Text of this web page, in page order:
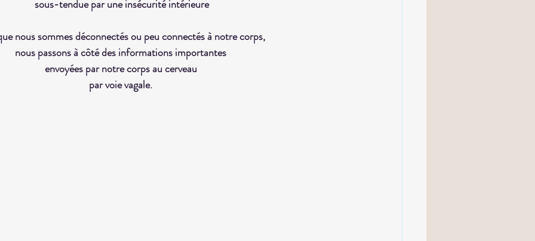
sous-tendue par une insécurité intérieure
nous sommes déconnectés ou peu connectés à notre corps,
nous passons à côté des informations importantes
envoyées par notre corps au cerveau
par voie vagale.